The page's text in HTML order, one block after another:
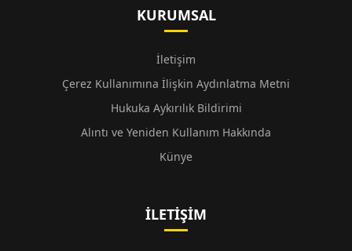
KURUMSAL
İletişim
Çerez Kullanımına İlişkin Aydınlatma Metni
Hukuka Aykırılık Bildirimi
Alıntı ve Yeniden Kullanım Hakkında
Künye
İLETIŞIM